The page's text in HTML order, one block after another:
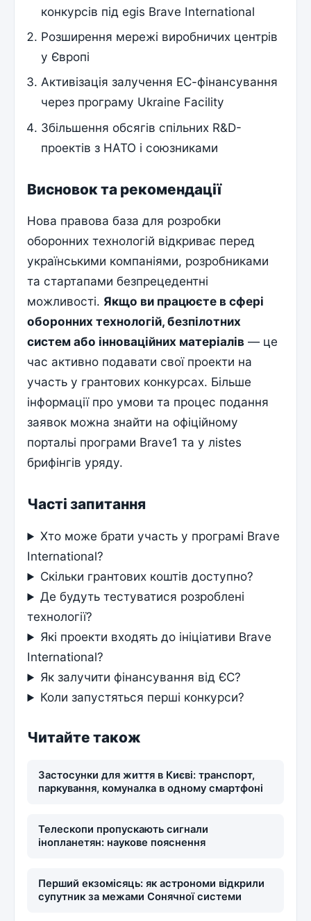
конкурсів під egis Brave International
Розширення мережі виробничих центрів
у Європі
Активізація залучення ЕС-фінансування
через програму Ukraine Facility
Збільшення обсягів спільних R&D-
проектів з НАТО і союзниками
Висновок та рекомендації
Нова правова база для розробки
оборонних технологій відкриває перед
українськими компаніями, розробниками
та стартапами безпрецедентні
можливості. Якщо ви працюєте в сфері
оборонних технологій, безпілотних
систем або інноваційних матеріалів — це
час активно подавати свої проекти на
участь у грантових конкурсах. Більше
інформації про умови та процес подання
заявок можна знайти на офіційному
портальі програми Brave1 та у лistes
брифінгів уряду.
Часті запитання
Хто може брати участь у програмі Brave
International?
Скільки грантових коштів доступно?
Де будуть тестуватися розроблені
технології?
Які проекти входять до ініціативи Brave
International?
Як залучити фінансування від ЄС?
Коли запустяться перші конкурси?
Читайте також
Застосунки для життя в Києві: транспорт,
паркування, комуналка в одному смартфоні
Телескопи пропускають сигнали
інопланетян: наукове пояснення
Перший екзомісяць: як астрономи відкрили
супутник за межами Сонячної системи